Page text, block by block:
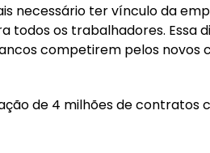
necessário ter vínculo da
todos os trabalhadores. Essa
competirem pelos novos
de 4 milhões de contratos